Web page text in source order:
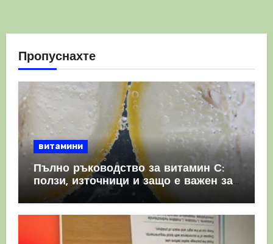
Пропуснахте
витамини
Пълно ръководство за витамин С:
ползи, източници и защо е важен за
имунната система